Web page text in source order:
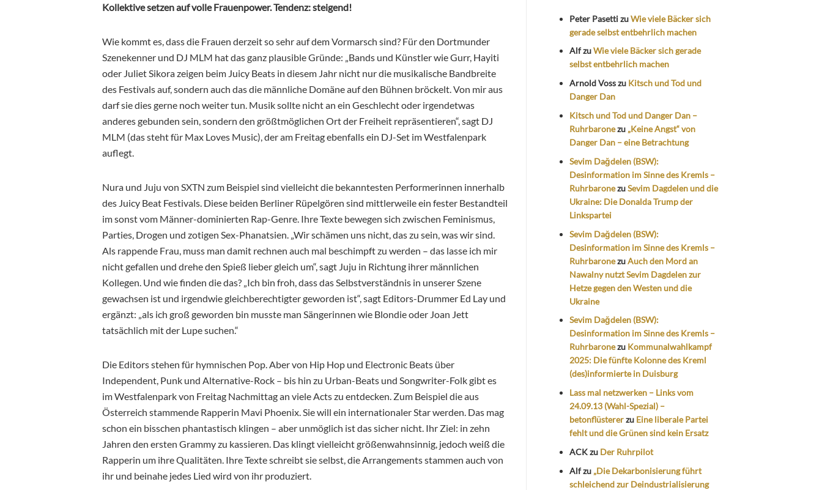
Kollektive setzen auf volle Frauenpower. Tendenz: steigend!
Wie kommt es, dass die Frauen derzeit so sehr auf dem Vormarsch sind? Für den Dortmunder
Szenekenner und DJ MLM hat das ganz plausible Gründe: „Bands und Künstler wie Gurr, Hayiti
oder Juliet Sikora zeigen beim Juicy Beats in diesem Jahr nicht nur die musikalische Bandbreite
des Festivals auf, sondern auch das die männliche Domäne auf den Bühnen bröckelt. Von mir aus
darf sie dies gerne noch weiter tun. Musik sollte nicht an ein Geschlecht oder irgendetwas
anderes gebunden sein, sondern den größtmöglichen Ort der Freiheit repräsentieren“, sagt DJ
MLM (das steht für Max Loves Music), der am Freitag ebenfalls ein DJ-Set im Westfalenpark
auflegt.
Nura und Juju von SXTN zum Beispiel sind vielleicht die bekanntesten Performerinnen innerhalb
des Juicy Beat Festivals. Diese beiden Berliner Rüpelgören sind mittlerweile ein fester Bestandteil
im sonst vom Männer-dominierten Rap-Genre. Ihre Texte bewegen sich zwischen Feminismus,
Parties, Drogen und zotigen Sex-Phanatsien. „Wir schämen uns nicht, das zu sein, was wir sind.
Als rappende Frau, muss man damit rechnen auch mal beschimpft zu werden – das lasse ich mir
nicht gefallen und drehe den Spieß lieber gleich um“, sagt Juju in Richtung ihrer männlichen
Kollegen. Und wie finden die das? „Ich bin froh, dass das Selbstverständnis in unserer Szene
gewachsen ist und irgendwie gleichberechtigter geworden ist“, sagt Editors-Drummer Ed Lay und
ergänzt: „als ich groß geworden bin musste man Sängerinnen wie Blondie oder Joan Jett
tatsächlich mit der Lupe suchen.“
Die Editors stehen für hymnischen Pop. Aber von Hip Hop und Electronic Beats über
Independent, Punk und Alternative-Rock – bis hin zu Urban-Beats und Songwriter-Folk gibt es
im Westfalenpark von Freitag Nachmittag an viele Acts zu entdecken. Zum Beispiel die aus
Österreich stammende Rapperin Mavi Phoenix. Sie will ein internationaler Star werden. Das mag
schon ein bisschen phantastisch klingen – aber unmöglich ist das sicher nicht. Ihr Ziel: in zehn
Jahren den ersten Grammy zu kassieren. Das klingt vielleicht größenwahnsinnig, jedoch weiß die
Rapperin um ihre Qualitäten. Ihre Texte schreibt sie selbst, die Arrangements stammen auch von
ihr und beinahe jedes Lied wird von ihr produziert.
Peter PasettizuWie viele Bäcker sich
gerade selbst entbehrlich machen
AlfzuWie viele Bäcker sich gerade
selbst entbehrlich machen
Arnold Vosszu Kitsch und Tod und
Danger Dan
Kitsch und Tod und Danger Dan –
Ruhrbaronezu „Keine Angst“ von
Danger Dan – eine Betrachtung
Sevim Dağdelen (BSW):
Desinformation im Sinne des Kremls –
RuhrbaronezuSevim Dagdelen und die
Ukraine: Die Donalda Trump der
Linkspartei
Sevim Dağdelen (BSW):
Desinformation im Sinne des Kremls –
RuhrbaronezuAuch den Mord an
Nawalny nutzt Sevim Dagdelen zur
Hetze gegen den Westen und die
Ukraine
Sevim Dağdelen (BSW):
Desinformation im Sinne des Kremls –
Ruhrbaronezu Kommunalwahlkampf
2025: Die fünfte Kolonne des Kreml
(des)informierte in Duisburg
Lass mal netzwerken – Links vom
24.09.13 (Wahl-Spezial) –
betonflüstererzu Eine liberale Partei
fehlt und die Grünen sind kein Ersatz
ACKzu Der Ruhrpilot
Alfzu „Die Dekarbonisierung führt
schleichend zur Deindustrialisierung